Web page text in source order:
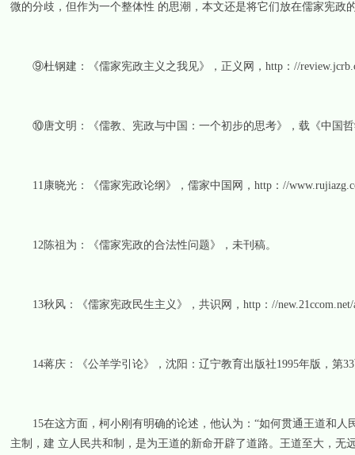
微的分歧，但作为一个整体性 的思潮，本文还是将它们放在儒家宪政
⑨杜钢建：《儒家宪政主义之我见》，正义网，http：//
⑩唐文明：《儒教、宪政与中国：一个初步的思考》，载《中国哲
11康晓光：《儒家宪政论纲》，儒家中国网，http：//
12陈祖为：《儒家宪政的合法性问题》，未刊稿。
13秋风：《儒家宪政民生主义》，共识网，http：//new.21ccom.net/
14蒋庆：《公羊学引论》，沈阳：辽宁教育出版社1995年版，第
15在这方面，柯小刚有明确的论述，他认为：“如何贯通王道和人
主制，建 立人民共和制，是为王道的新命开辟了道路。王道至大，无